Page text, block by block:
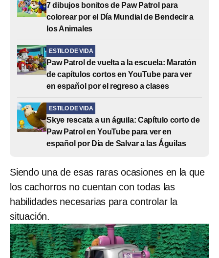
7 dibujos bonitos de Paw Patrol para
colorear por el Día Mundial de Bendecir a
los Animales
ESTILO DE VIDA
Paw Patrol de vuelta a la escuela: Maratón
de capítulos cortos en YouTube para ver
en español por el regreso a clases
ESTILO DE VIDA
Skye rescata a un águila: Capítulo corto de
Paw Patrol en YouTube para ver en
español por Día de Salvar a las Águilas
Siendo una de esas raras ocasiones en la que
los cachorros no cuentan con todas las
habilidades necesarias para controlar la
situación.